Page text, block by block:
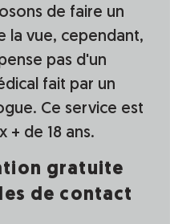
de faire un
la vue, cependant,
pas d'un
fait par un
Ce service est
+ de 18 ans.
gratuite
de contact